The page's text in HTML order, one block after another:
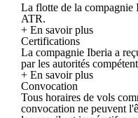
La flotte de la compagnie
ATR.
+ En savoir plus
Certifications
La compagnie Iberia a
par les autorités
+ En savoir plus
Convocation
Tous horaires de vols
convocation ne peuvent